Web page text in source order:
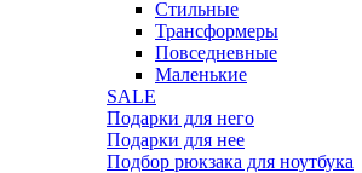
Стильные
Трансформеры
Повседневные
Маленькие
SALE
Подарки для него
Подарки для нее
Подбор рюкзака для ноутбука